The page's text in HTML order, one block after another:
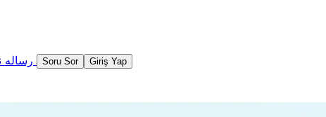
Soru Sor Giriş Yap